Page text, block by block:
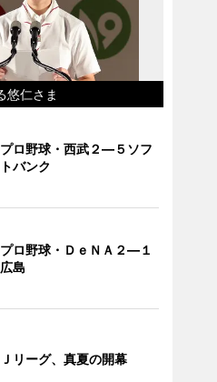
悠仁さま
プロ野球・西武２―５ソフ
トバンク
プロ野球・ＤｅＮＡ２―１
広島
Ｊリーグ、真夏の開幕